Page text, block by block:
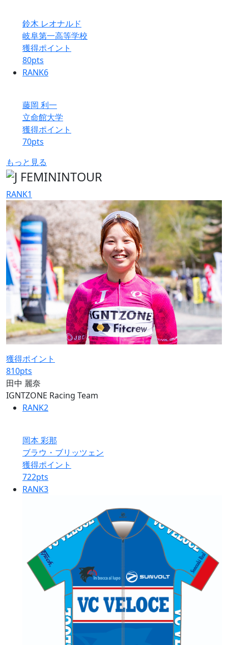
鈴木 レオナルド
岐阜第一高等学校
獲得ポイント
80pts
RANK6
藤岡 利一
立命館大学
獲得ポイント
70pts
もっと見る
RANK1
獲得ポイント
810pts
田中 麗奈
IGNTZONE Racing Team
RANK2
岡本 彩那
ブラウ・ブリッツェン
獲得ポイント
722pts
RANK3